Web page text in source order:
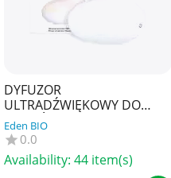
DYFUZOR
ULTRADŹWIĘKOWY DO
OLEJKÓW ETERYCZNYCH
PERSIA - PHYSALIS
Eden BIO
0.0
Availability: 44 item(s)